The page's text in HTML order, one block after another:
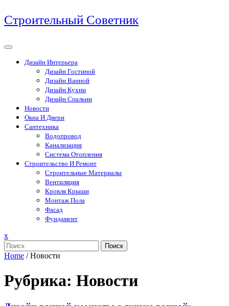
Перейти
к
Строительный Советник
Дизайн Интерьера
Дизайн Гостиной
Дизайн Ванной
Дизайн Кухни
Дизайн Спальни
Новости
Окна И Двери
Сантехника
Водопровод
Канализация
Система Отопления
Строительство И Ремонт
Строительные Материалы
Вентиляция
Кровля Крыши
Монтаж Пола
Фасад
Фундамент
xЗакрыть
меню
Поиск
Home /Новости
Рубрика: Новости